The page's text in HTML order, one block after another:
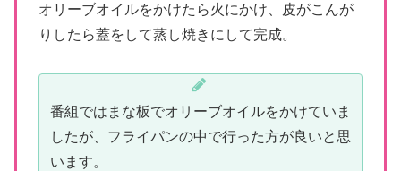
オリーブオイルをかけたら火にかけ、皮がこんが
りしたら蓋をして蒸し焼きにして完成。
番組ではまな板でオリーブオイルをかけていま
したが、フライパンの中で行った方が良いと思
います。